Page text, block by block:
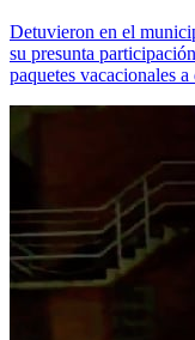
Detuvieron en el
su presunta
paquetes vacacionales